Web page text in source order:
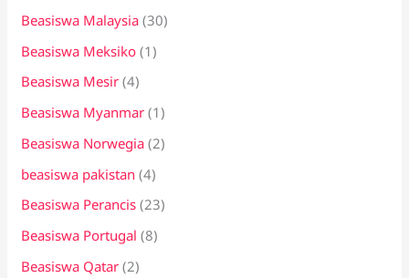
Beasiswa Malaysia (30)
Beasiswa Meksiko (1)
Beasiswa Mesir (4)
Beasiswa Myanmar (1)
Beasiswa Norwegia (2)
beasiswa pakistan (4)
Beasiswa Perancis (23)
Beasiswa Portugal (8)
Beasiswa Qatar (2)